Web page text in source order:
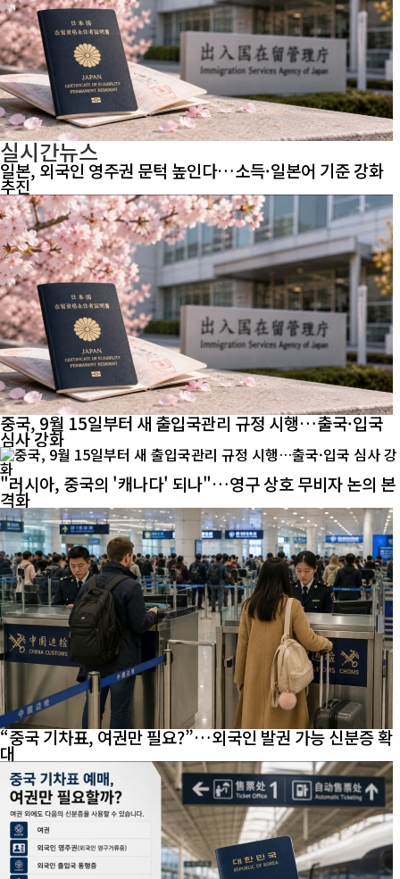
실시간뉴스
일본, 외국인 영주권 문턱 높인다…소득·일본어 기준 강화
추진
중국, 9월 15일부터 새 출입국관리 규정 시행…출국·입국
심사 강화
"러시아, 중국의 '캐나다' 되나"…영구 상호 무비자 논의 본
격화
“중국 기차표, 여권만 필요?”…외국인 발권 가능 신분증 확
대